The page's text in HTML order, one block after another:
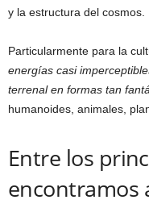
y la estructura del cosmos.
Particularmente para la
energías casi
terrenal en formas tan
humanoides, animales,
Entre los
encontramos